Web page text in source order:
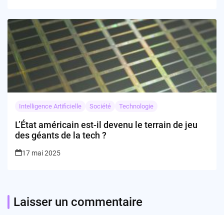
Intelligence Artificielle Société Technologie
L’État américain est-il devenu le terrain de jeu
des géants de la tech ?
17 mai 2025
Laisser un commentaire